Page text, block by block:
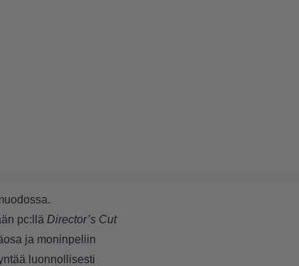
pc:llä Director’s Cut
ja moninpeliin
luonnollisesti